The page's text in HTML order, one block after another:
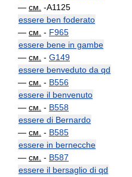
— см. -A1125
essere ben foderato
— см. - F965
essere bene in gambe
— см. - G149
essere benveduto da qd
— см. - B556
essere il benvenuto
— см. - B558
essere di Bernardo
— см. - B585
essere in bernecche
— см. - B587
essere il bersaglio di qd